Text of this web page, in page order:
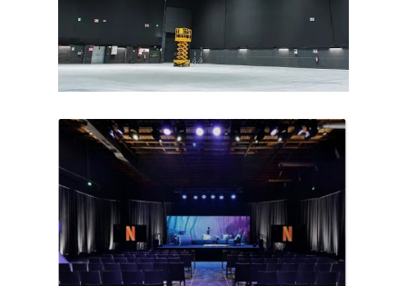
Octo Repeater
Royaume-Uni et Irlande. Répéteur commercial